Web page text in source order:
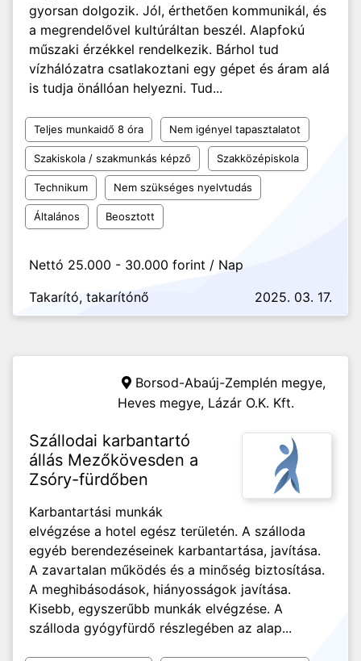
gyorsan dolgozik. Jól, érthetően kommunikál, és
a megrendelővel kultúráltan beszél. Alapfokú
műszaki érzékkel rendelkezik. Bárhol tud
vízhálózatra csatlakoztani egy gépet és áram alá
is tudja önállóan helyezni. Tud...
Teljes munkaidő 8 óra Nem igényel tapasztalatot
Szakiskola / szakmunkás képző Szakközépiskola
Technikum Nem szükséges nyelvtudás
Általános Beosztott
Nettó 25.000 - 30.000 forint / Nap
Takarító, takarítónő
2025. 03. 17.
Borsod-Abaúj-Zemplén megye,
Heves megye, Lázár O.K. Kft.
Szállodai karbantartó
állás Mezőkövesden a
Zsóry-fürdőben
Karbantartási munkák
elvégzése a hotel egész területén. A szálloda
egyéb berendezéseinek karbantartása, javítása.
A zavartalan működés és a minőség biztosítása.
A meghibásodások, hiányosságok javítása.
Kisebb, egyszerűbb munkák elvégzése. A
szálloda gyógyfürdő részlegében az alap...